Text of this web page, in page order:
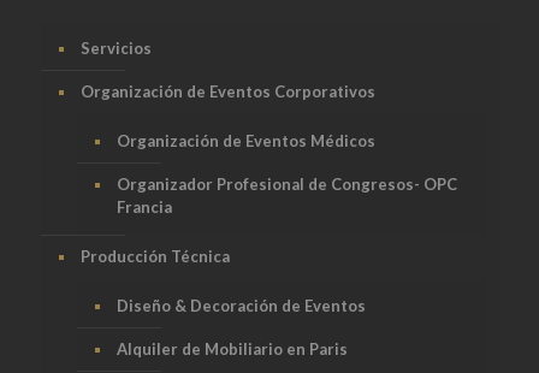
Servicios
Organización de Eventos Corporativos
Organización de Eventos Médicos
Organizador Profesional de Congresos- OPC
Francia
Producción Técnica
Diseño & Decoración de Eventos
Alquiler de Mobiliario en Paris